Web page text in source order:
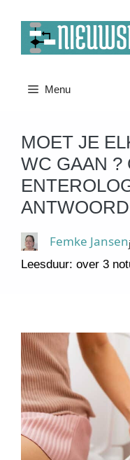
naar
Menu
MOET JE
WC GAAN ?
ANTWOORD
Femke Jansen
Leesduur: over 3